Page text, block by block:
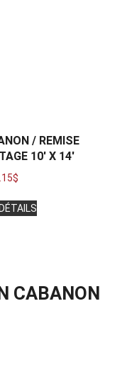
/ REMISE
10′ X 14′
$
CABANON